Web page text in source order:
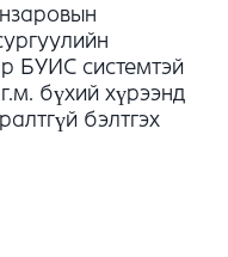
БУИС системтэй
бүхий хүрээнд
бэлтгэх